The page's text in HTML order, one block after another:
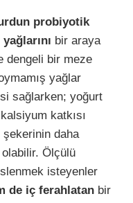
probiyotik
bir araya
dengeli bir meze
yağlar
sağlarken; yoğurt
katkısı
daha
olabilir. Ölçülü
isteyenler
de iç ferahlatan bir